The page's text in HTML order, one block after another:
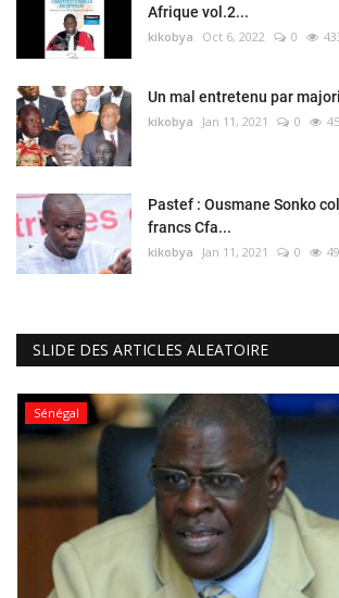
Afrique vol.2...
kikobya Oct 6, 2022 0
Un mal entretenu par
kikobya Jan 11, 2021 0
Pastef : Ousmane Sonko
francs Cfa...
kikobya Jan 11, 2021 0
SLIDE DES ARTICLES ALEATOIRE
Sénégal